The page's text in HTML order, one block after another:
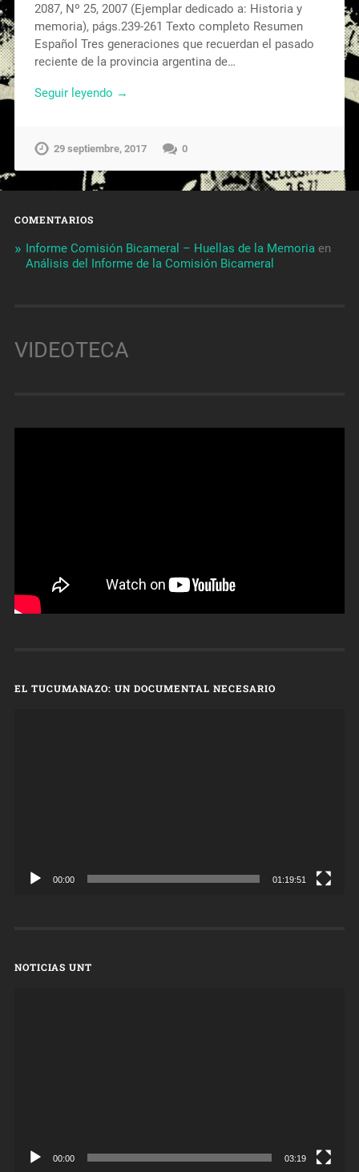
2087, Nº 25, 2007 (Ejemplar dedicado a: Historia y
memoria), págs.239-261 Texto completo Resumen
Español Tres generaciones que recuerdan el pasado
reciente de la provincia argentina de…
Seguir leyendo →
29 septiembre, 2017 0
COMENTARIOS
Informe Comisión Bicameral – Huellas de la Memoria en
Análisis del Informe de la Comisión Bicameral
VIDEOTECA
EL TUCUMANAZO: UN DOCUMENTAL NECESARIO
00:00 01:19:51
NOTICIAS UNT
00:00 03:19